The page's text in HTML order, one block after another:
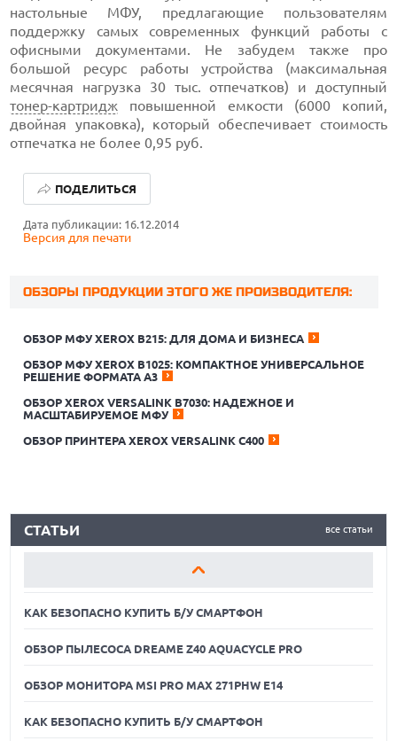
настольные МФУ, предлагающие пользователям
поддержку самых современных функций работы с
офисными документами. Не забудем также про
большой ресурс работы устройства (максимальная
месячная нагрузка 30 тыс. отпечатков) и доступный
тонер-картридж повышенной емкости (6000 копий,
двойная упаковка), который обеспечивает стоимость
отпечатка не более 0,95 руб.
Дата публикации: 16.12.2014
Версия для печати
ПОДЕЛИТЬСЯ
ОБЗОРЫ ПРОДУКЦИИ ЭТОГО ЖЕ ПРОИЗВОДИТЕЛЯ:
ОБЗОР МФУ XEROX B215: ДЛЯ ДОМА И БИЗНЕСА
ОБЗОР МФУ XEROX В1025: КОМПАКТНОЕ УНИВЕРСАЛЬНОЕ
РЕШЕНИЕ ФОРМАТА А3
ОБЗОР XEROX VERSALINK B7030: НАДЕЖНОЕ И
МАСШТАБИРУЕМОЕ МФУ
ОБЗОР ПРИНТЕРА XEROX VERSALINK C400
все статьи
СТАТЬИ
ОБЗОР ПЫЛЕСОСА DREAME Z40 AQUACYCLE PRO
ОБЗОР МОНИТОРА MSI PRO MAX 271PHW E14
КАК БЕЗОПАСНО КУПИТЬ Б/У СМАРТФОН
ОБЗОР ПЫЛЕСОСА DREAME Z40 AQUACYCLE PRO
ОБЗОР МОНИТОРА MSI PRO MAX 271PHW E14
КАК БЕЗОПАСНО КУПИТЬ Б/У СМАРТФОН